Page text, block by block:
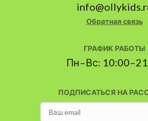
ПОДПИСАТЬСЯ НА
Обратная связь
ГРАФИК РАБОТЫ
Пн–Вс: